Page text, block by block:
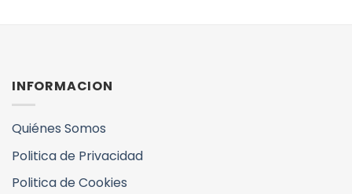
INFORMACION
Quiénes Somos
Politica de Privacidad
Politica de Cookies